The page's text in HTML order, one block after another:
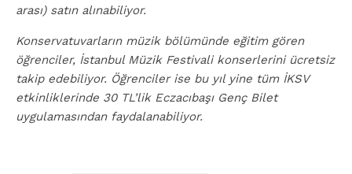
arası) satın alınabiliyor.
Konservatuvarların müzik bölümünde eğitim gören
öğrenciler, İstanbul Müzik Festivali konserlerini ücretsiz
takip edebiliyor. Öğrenciler ise bu yıl yine tüm İKSV
etkinliklerinde 30 TL’lik Eczacıbaşı Genç Bilet
uygulamasından faydalanabiliyor.